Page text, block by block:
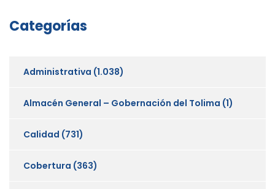
Categorías
Administrativa (1.038)
Almacén General – Gobernación del Tolima (1)
Calidad (731)
Cobertura (363)